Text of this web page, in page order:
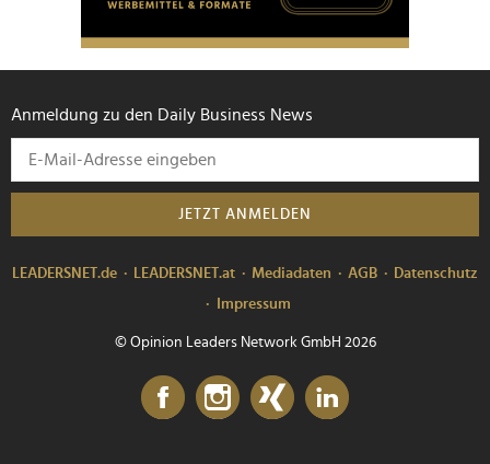
Anmeldung zu den Daily Business News
JETZT ANMELDEN
LEADERSNET.de LEADERSNET.at Mediadaten AGB
Datenschutz
Impressum
© Opinion Leaders Network GmbH 2026